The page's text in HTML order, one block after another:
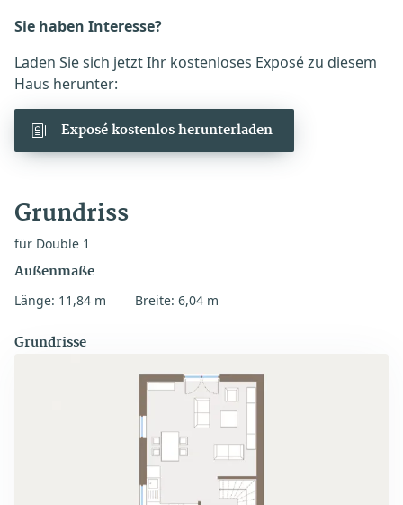
Sie haben Interesse?
Laden Sie sich jetzt Ihr kostenloses Exposé zu diesem
Haus herunter:
Exposé kostenlos herunterladen
Grundriss
für Double 1
Außenmaße
Länge: 11,84 m Breite: 6,04 m
Grundrisse